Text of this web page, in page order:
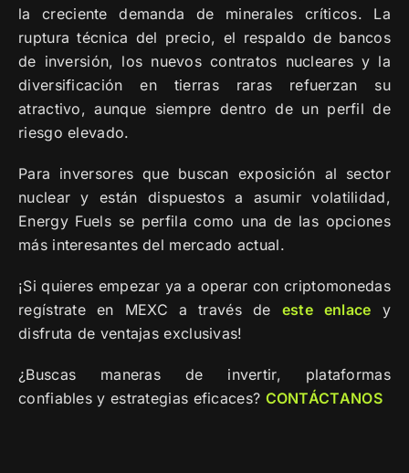
la creciente demanda de minerales críticos. La
ruptura técnica del precio, el respaldo de bancos
de inversión, los nuevos contratos nucleares y la
diversificación en tierras raras refuerzan su
atractivo, aunque siempre dentro de un perfil de
riesgo elevado.
Para inversores que buscan exposición al sector
nuclear y están dispuestos a asumir volatilidad,
Energy Fuels se perfila como una de las opciones
más interesantes del mercado actual.
¡Si quieres empezar ya a operar con criptomonedas
regístrate en MEXC a través de este enlace y
disfruta de ventajas exclusivas!
¿Buscas maneras de invertir, plataformas
confiables y estrategias eficaces? CONTÁCTANOS